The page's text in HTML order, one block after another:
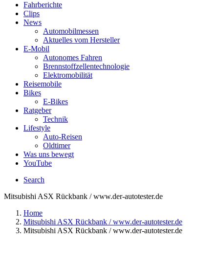
Fahrberichte
Clips
News
Automobilmessen
Aktuelles vom Hersteller
E-Mobil
Autonomes Fahren
Brennstoffzellentechnologie
Elektromobilität
Reisemobile
Bikes
E-Bikes
Ratgeber
Technik
Lifestyle
Auto-Reisen
Oldtimer
Was uns bewegt
YouTube
Search
Mitsubishi ASX Rückbank / www.der-autotester.de
Home
Mitsubishi ASX Rückbank / www.der-autotester.de
Mitsubishi ASX Rückbank / www.der-autotester.de